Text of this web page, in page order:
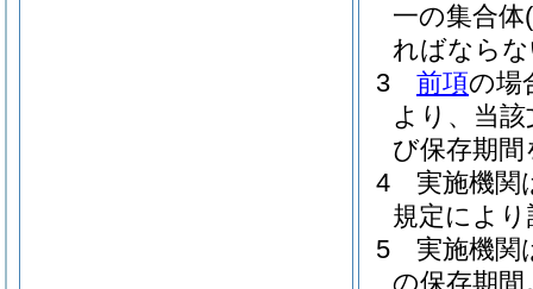
一の集合体
ればなら
3
前項の場
より、当
び保存期
4
実施機関
規定によ
5
実施機関
の保存期間